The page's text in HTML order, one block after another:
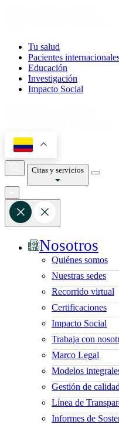
Tu salud
Pacientes
Educación
Investigación
Impacto Social
Citas y servicios
Nosotros
Quiénes somos
Nuestras sedes
Recorrido virtual
Certificaciones
Impacto Social
Trabaja con
Marco Legal
Modelos
Gestión de
Línea de
Informes de